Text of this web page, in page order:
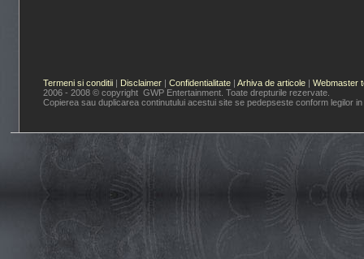
Termeni si conditii | Disclaimer | Confidentialitate | Arhiva de articole | Webmaster
2006 - 2008 © copyright GWP Entertainment. Toate drepturile rezervate.
Copierea sau duplicarea continutului acestui site se pedepseste conform legilor